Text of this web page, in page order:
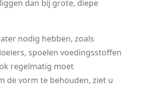
dan bij grote, diepe
nodig hebben, zoals
spoelen voedingsstoffen
regelmatig moet
de vorm te behouden, ziet u